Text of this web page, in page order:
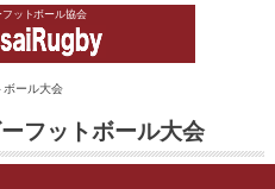
フットボール協会
ボール大会
フットボール大会